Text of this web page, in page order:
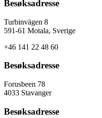
Besøksadresse
Turbinvägen 8
591-61 Motala, Sverige
+46 141 22 48 60
Besøksadresse
Forusbeen 78
4033 Stavanger
Besøksadresse